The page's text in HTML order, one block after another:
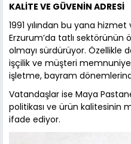
KALİTE VE GÜVENİN ADRESİ
1991 yılından bu yana
Erzurum’da tatlı sektörünün
olmayı sürdürüyor. Özellikle
işçilik ve müşteri
işletme, bayram
Vatandaşlar ise Maya
politikası ve ürün kalitesinin
ifade ediyor.